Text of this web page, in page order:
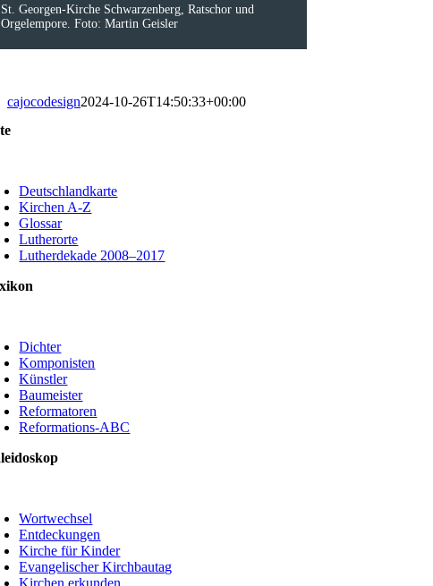
St. Georgen-Kirche Schwarzenberg, Ratschor und
Orgelempore. Foto: Martin Geisler
cajocodesign2024-10-26T14:50:33+00:00
Deutschlandkarte
Kirchen A-Z
Glossar
Lutherorte
Lutherdekade 2008–2017
Dichter
Komponisten
Künstler
Baumeister
Reformatoren
Reformations-ABC
Wortwechsel
Entdeckungen
Kirche für Kinder
Evangelischer Kirchbautag
Kirchen erkunden